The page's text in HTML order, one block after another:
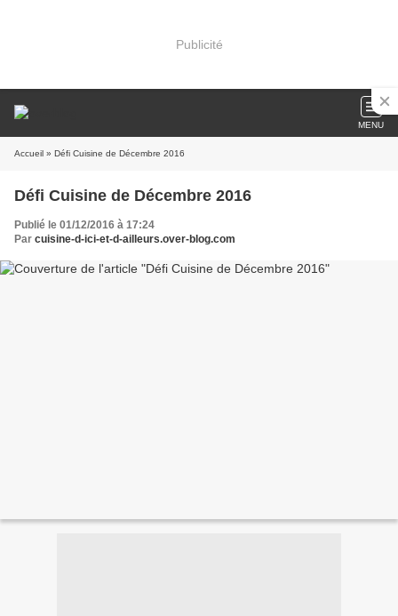
Publicité
MENU
Accueil » Défi Cuisine de Décembre 2016
Défi Cuisine de Décembre 2016
Publié le 01/12/2016 à 17:24
Par cuisine-d-ici-et-d-ailleurs.over-blog.com